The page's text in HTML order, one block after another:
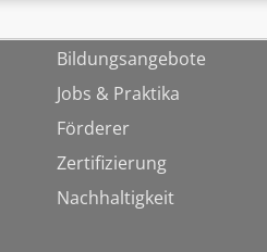
Bildungsangebote
Jobs & Praktika
Förderer
Zertifizierung
Nachhaltigkeit